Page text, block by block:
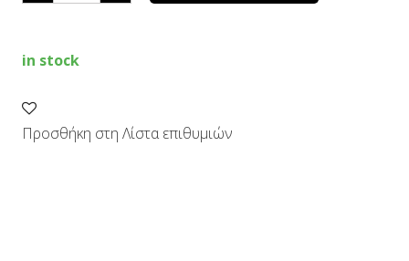
in stock
Προσθήκη στη Λίστα επιθυμιών